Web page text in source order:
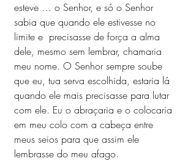
esteve … o Senhor, e só o Senhor
sabia que quando ele estivesse no
limite e  precisasse de força a alma
dele, mesmo sem lembrar, chamaria
meu nome. O Senhor sempre soube
que eu, tua serva escolhida, estaria lá
quando ele mais precisasse para lutar
com ele. Eu o abraçaria e o colocaria
em meu colo com a cabeça entre
meus seios para que assim ele
lembrasse do meu afago.